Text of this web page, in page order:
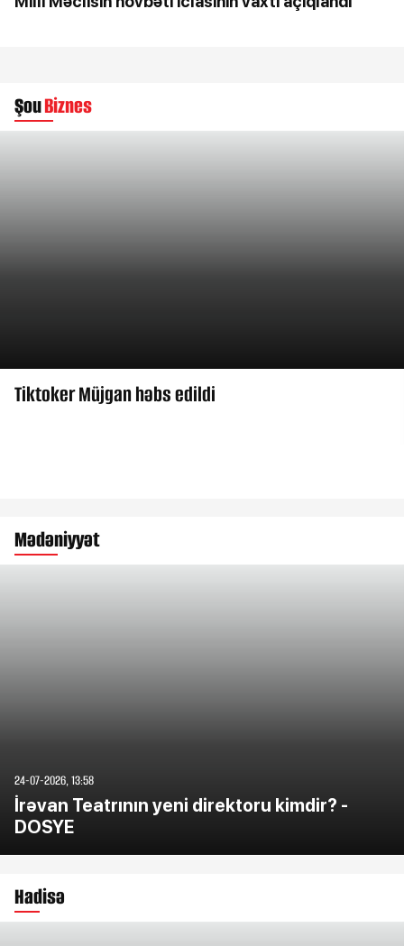
ŞouBiznes
Tiktoker Müjgan həbs edildi
Mədəniyyət
24-07-2026, 13:58
İrəvan Teatrının yeni direktoru kimdir? -
DOSYE
Hadisə